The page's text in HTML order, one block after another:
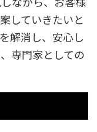
していきたいと
解消し、安心し
専門家としての